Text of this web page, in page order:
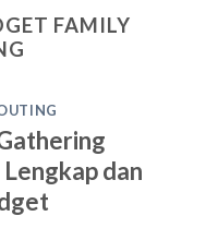
FAMILY
dan